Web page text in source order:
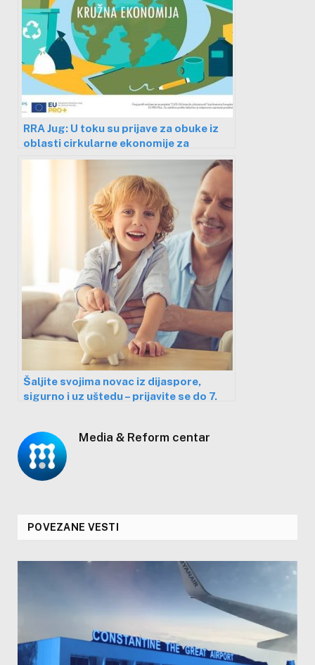
RRA Jug: U toku su prijave za obuke iz
oblasti cirkularne ekonomije za
preduzeća i preduzetnike
Šaljite svojima novac iz dijaspore,
sigurno i uz uštedu – prijavite se do 7.
Media & Reform centar
POVEZANE VESTI